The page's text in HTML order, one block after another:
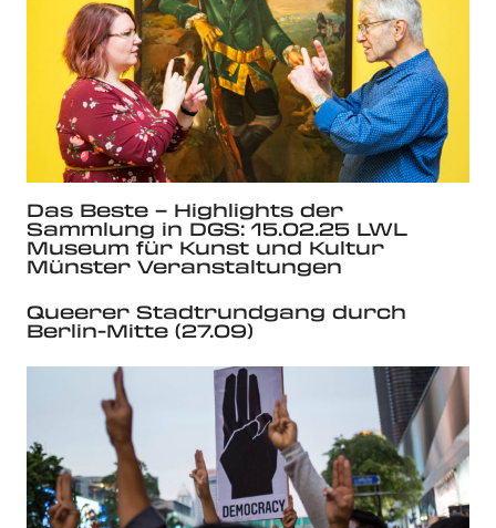
Das Beste – Highlights der
Sammlung in DGS: 15.02.25 LWL
Museum für Kunst und Kultur
Münster Veranstaltungen
Queerer Stadtrundgang durch
Berlin-Mitte (27.09)